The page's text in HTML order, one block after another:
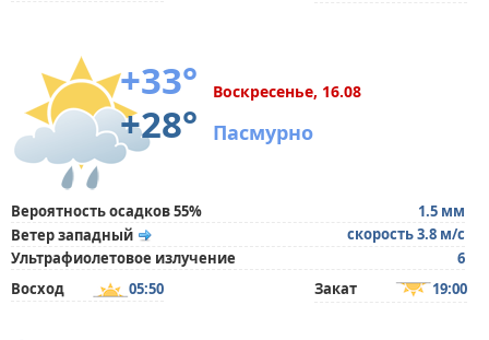
+33°
+28°
Воскресенье, 16.08
Пасмурно
Вероятность осадков 55%
1.5 мм
Ветер западный
скорость 3.8 м/с
Ультрафиолетовое излучение
6
Восход
05:50 Закат 19:00